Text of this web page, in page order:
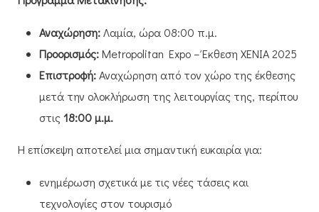
Αναχώρηση:Λαμία, ώρα 08:00 π.μ.
Προορισμός:Metropolitan Expo – Έκθεση XENIA 2025
Επιστροφή:Αναχώρηση από τον χώρο της έκθεσης
μετά την ολοκλήρωση της λειτουργίας της, περίπου
στις18:00 μ.μ.
Η επίσκεψη αποτελεί μια σημαντική ευκαιρία για:
ενημέρωση σχετικά με τις νέες τάσεις και
τεχνολογίες στον τουρισμό